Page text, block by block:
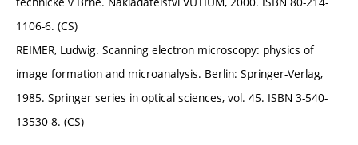
1106-6. (CS)
REIMER, Ludwig. Scanning electron microscopy: physics of
image formation and microanalysis. Berlin: Springer-Verlag,
1985. Springer series in optical sciences, vol. 45. ISBN 3-540-
13530-8. (CS)